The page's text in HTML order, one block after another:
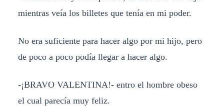
mientras veía los billetes que tenía en mi poder.
No era suficiente para hacer algo por mi hijo, pero
de poco a poco podía llegar a hacer algo.
-¡BRAVO VALENTINA!- entro el hombre obeso
el cual parecía muy feliz.